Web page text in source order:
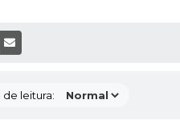
MÍDIAS
leitura: